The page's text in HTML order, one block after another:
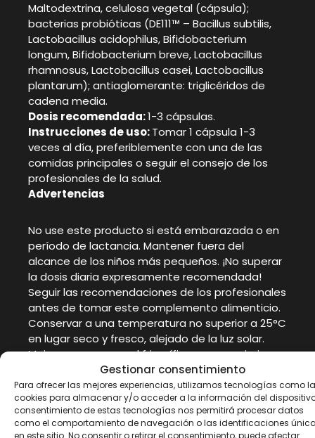
Gestionar consentimiento
Para ofrecer las mejores experiencias, utilizamos tecnologías como
cookies para almacenar y/o acceder a la información del
consentimiento de estas tecnologías nos permitirá procesar datos
como el comportamiento de navegación o las identificaciones
en este sitio. No consentir o retirar el consentimiento, puede afectar
Maltodextrina, celulosa vegetal (cápsula);
bacterias probióticas (DE111™ – Bacillus subtilis,
Lactobacillus acidophilus, Bifidobacterium
longum, Bifidobacterium breve, Lactobacillus
rhamnosus, Lactobacillus casei, Lactobacillus
plantarum); antiaglomerante: triglicéridos de
cadena media.
Dosis recomendada:1-3 cápsulas.
Instrucciones de uso:Tomar 1 cápsula 1-3
veces al día, preferiblemente con una de las
comidas principales o seguir el consejo de los
profesionales de la salud.
Advertencias
No use este producto si está embarazada o en
período de lactancia. Mantener fuera del
alcance de los niños más pequeños. ¡No superar
la dosis diaria expresamente recomendada!
Seguir las recomendaciones de los profesionales
antes de tomar este complemento alimenticio.
Conservar a una temperatura no superior a 25°C
en lugar seco y fresco, alejado de la luz solar.
Mejor conservar en el frigorífico para maximizar
su duración y efecto. Los complementos
alimenticios no deben utilizarse como sustituto
de una dieta equilibrada. Recordamos la
importancia de seguir una dieta variada y
equilibrada y un estilo de vida saludable. El